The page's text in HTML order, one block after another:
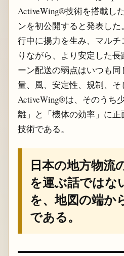
ActiveWing®技術を搭載し
ンを初公開すると発表し
行中に揚力を生み、マル
りながら、より安定した
ーン配送の弱点はいつも
量、風、安定性、規制、そ
ActiveWing®は、そのうち
離」と「機体の効率」に
技術である。
日本の地方物流
を運ぶ話ではな
を、地図の端か
である。